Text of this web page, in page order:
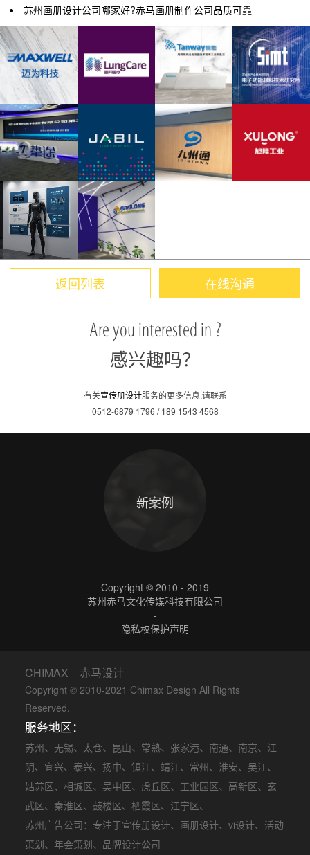
苏州画册设计公司哪家好?赤马画册制作公司品质可靠
返回列表 在线沟通
Are you interested in ?
感兴趣吗？
有关宣传册设计服务的更多信息,请联系
0512-6879 1796 / 189 1543 4568
新案例
Copyright © 2010 - 2019
苏州赤马文化传媒科技有限公司
-
隐私权保护声明
CHIMAX 赤马设计
Copyright © 2010-2021 Chimax Design All Rights
Reserved.
服务地区：
苏州、 无锡、 太仓、 昆山、 常熟、 张家港、 南通、 南京、 江
阴、 宜兴、 泰兴、 扬中、 镇江、 靖江、 常州、 淮安、 吴江、
姑苏区、 相城区、 吴中区、 虎丘区、 工业园区、 高新区、 玄
武区、 秦淮区、 鼓楼区、 栖霞区、 江宁区、
苏州广告公司：专注于宣传册设计、 画册设计、 vi设计、 活动
策划、 年会策划、品牌设计公司